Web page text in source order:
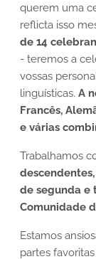
querem uma
reflicta isso
de 14
- teremos a
vossas
linguísticas. A
Francês,
e várias
Trabalhamos
de segunda e
Comunidade
Estamos
partes